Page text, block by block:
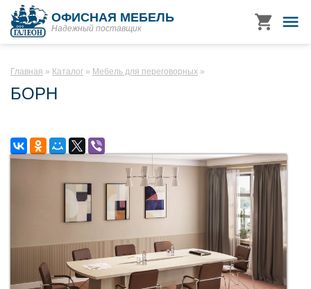
ОФИСНАЯ МЕБЕЛЬ
Надежный поставщик
Главная Каталог Мебель для переговорных
БОРН